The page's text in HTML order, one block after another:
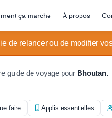
ça marche À propos
de relancer ou de modifier
guide de voyage pour Bhoutan.
faire Applis essentielles